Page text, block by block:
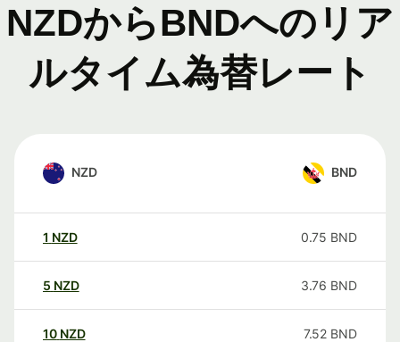
NZDからBNDへのリア
ルタイム為替レート
NZD BND
1 NZD 0.75 BND
5 NZD 3.76 BND
10 NZD 7.52 BND